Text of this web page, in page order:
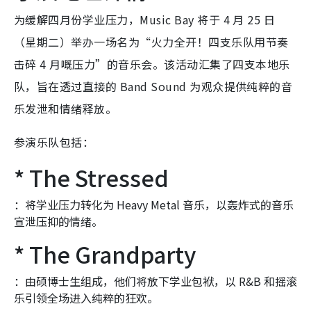
为缓解四月份学业压力，Music Bay 将于 4 月 25 日
（星期二）举办一场名为“火力全开！四支乐队用节奏
击碎 4 月嘅压力”的音乐会。该活动汇集了四支本地乐
队，旨在透过直接的 Band Sound 为观众提供纯粹的音
乐发泄和情绪释放。
参演乐队包括：
* The Stressed
：将学业压力转化为 Heavy Metal 音乐，以轰炸式的音乐
宣泄压抑的情绪。
* The Grandparty
：由硕博士生组成，他们将放下学业包袱，以 R&B 和摇滚
乐引领全场进入纯粹的狂欢。